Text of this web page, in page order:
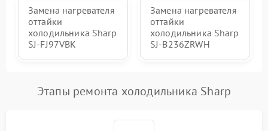
Замена нагревателя
оттайки
холодильника Sharp
SJ-FJ97VBK
Замена нагревателя
оттайки
холодильника Sharp
SJ-B236ZRWH
Этапы ремонта холодильника Sharp